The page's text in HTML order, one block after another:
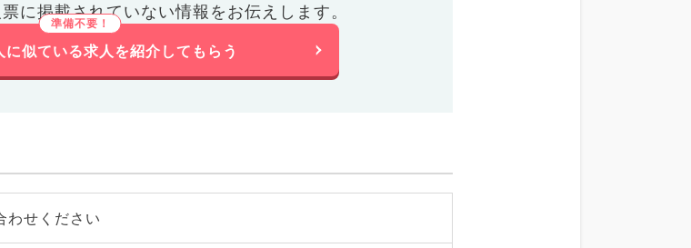
に掲載されていない情報をお伝えします。
に似ている求人を紹介してもらう
わせください